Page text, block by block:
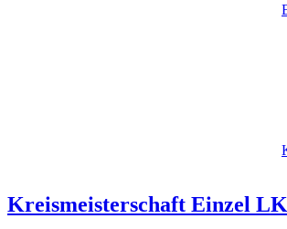
Kreismeisterschaft Einzel